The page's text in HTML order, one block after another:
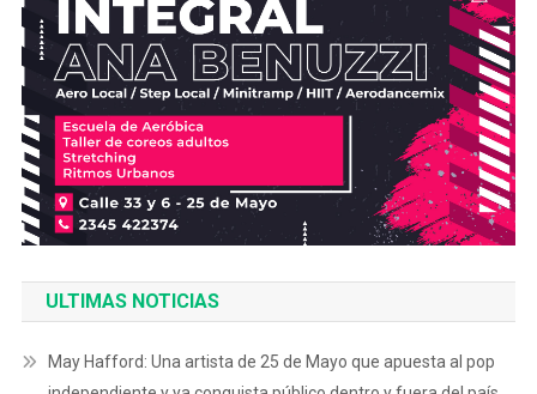
ULTIMAS NOTICIAS
May Hafford: Una artista de 25 de Mayo que apuesta al pop